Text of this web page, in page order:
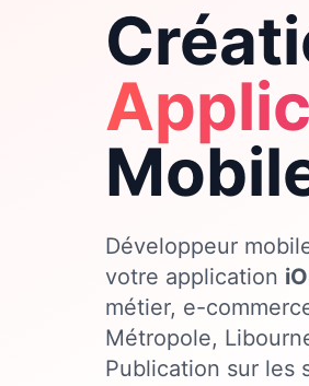
Développeur
votre application
métier, e-
Métropole,
Publication sur les